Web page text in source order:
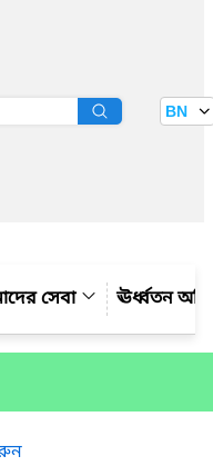
BN
সেবা ঊর্ধ্বতন